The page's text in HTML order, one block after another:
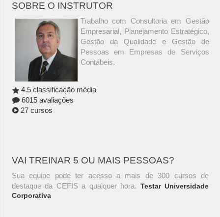
SOBRE O INSTRUTOR
Trabalho com Consultoria em Gestão
Empresarial, Planejamento Estratégico,
Gestão da Qualidade e Gestão de
Pessoas em Empresas de Serviços
Contábeis.
4.5 classificação média
6015 avaliações
27 cursos
VAI TREINAR 5 OU MAIS PESSOAS?
Sua equipe pode ter acesso a mais de 300 cursos de
destaque da CEFIS a qualquer hora. Testar Universidade
Corporativa